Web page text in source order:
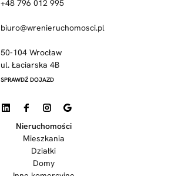
+48 796 012 995
biuro@wrenieruchomosci.pl
50-104 Wrocław
ul. Łaciarska 4B
SPRAWDŹ DOJAZD
Nieruchomości
Mieszkania
Działki
Domy